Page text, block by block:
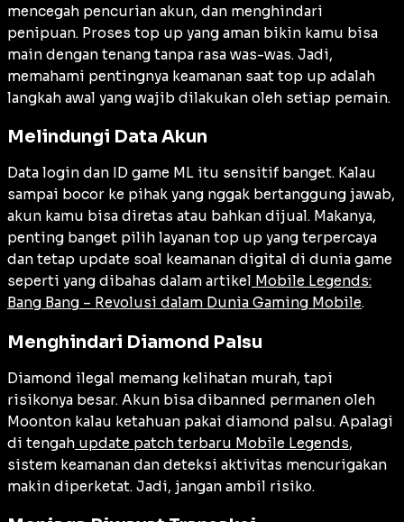
mencegah pencurian akun, dan menghindari
penipuan. Proses top up yang aman bikin kamu bisa
main dengan tenang tanpa rasa was-was. Jadi,
memahami pentingnya keamanan saat top up adalah
langkah awal yang wajib dilakukan oleh setiap pemain.
Melindungi Data Akun
Data login dan ID game ML itu sensitif banget. Kalau
sampai bocor ke pihak yang nggak bertanggung jawab,
akun kamu bisa diretas atau bahkan dijual. Makanya,
penting banget pilih layanan top up yang terpercaya
dan tetap update soal keamanan digital di dunia game
seperti yang dibahas dalam artikel Mobile Legends:
Bang Bang – Revolusi dalam Dunia Gaming Mobile.
Menghindari Diamond Palsu
Diamond ilegal memang kelihatan murah, tapi
risikonya besar. Akun bisa dibanned permanen oleh
Moonton kalau ketahuan pakai diamond palsu. Apalagi
di tengah update patch terbaru Mobile Legends,
sistem keamanan dan deteksi aktivitas mencurigakan
makin diperketat. Jadi, jangan ambil risiko.